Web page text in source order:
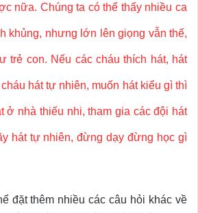
nữa. Chúng ta có thể thấy nhiều ca
khủng, nhưng lớn lên giọng vẫn thế,
trẻ con. Nếu các cháu thích hát, hát
hát tự nhiên, muốn hát kiểu gì thì
ở nhà thiếu nhi, tham gia các đội hát
hát tự nhiên, đừng dạy đừng học gì
đặt thêm nhiều các câu hỏi khác về